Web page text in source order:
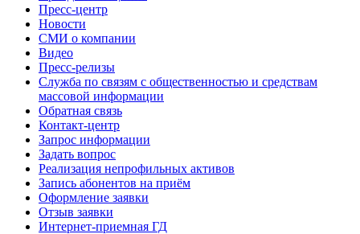
Пресс-центр
Новости
СМИ о компании
Видео
Пресс-релизы
Служба по связям с общественностью и средствам
массовой информации
Обратная связь
Контакт-центр
Запрос информации
Задать вопрос
Реализация непрофильных активов
Запись абонентов на приём
Оформление заявки
Отзыв заявки
Интернет-приемная ГД